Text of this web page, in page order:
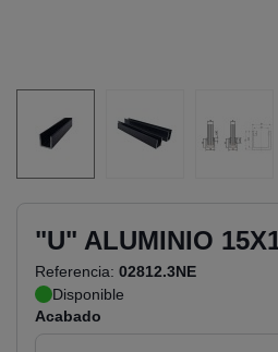
"U" ALUMINIO
Referencia: 02812.3NE
Disponible
Acabado